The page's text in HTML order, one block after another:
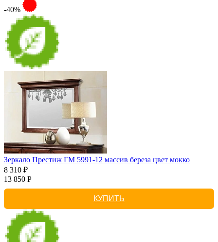
-40%
Зеркало Престиж ГМ 5991-12 массив береза цвет мокко
8 310 ₽
13 850 Р
КУПИТЬ